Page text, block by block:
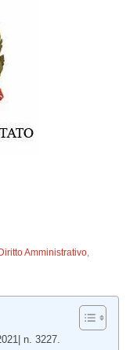
Diritto Amministrativo,
n. 3227.